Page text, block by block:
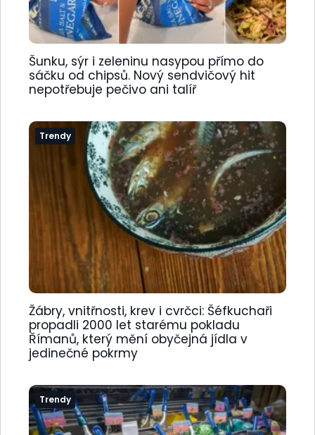
Šunku, sýr i zeleninu nasypou přímo do
sáčku od chipsů. Nový sendvičový hit
nepotřebuje pečivo ani talíř
Trendy
Žábry, vnitřnosti, krev i cvrčci: Šéfkuchaři
propadli 2000 let starému pokladu
Římanů, který mění obyčejná jídla v
jedinečné pokrmy
Trendy